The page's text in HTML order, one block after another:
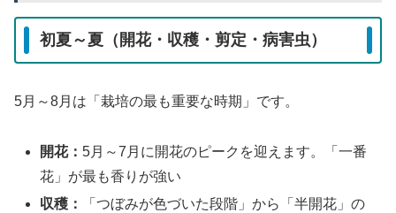
初夏～夏（開花・収穫・剪定・病害虫）
5月～8月は「栽培の最も重要な時期」です。
開花：5月～7月に開花のピークを迎えます。「一番
花」が最も香りが強い
収穫：
「つぼみが色づいた段階」から「半開花」の